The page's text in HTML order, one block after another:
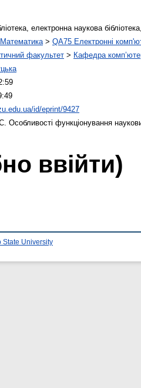
електронна наукова
> QA75 Електронні
факультет > Кафедра
id/eprint/9427
Особливості функціонування
ввійти)
State University